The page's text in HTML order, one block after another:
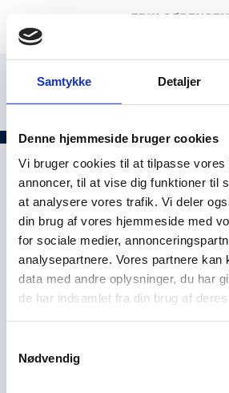
Samtykke Detaljer
Denne hjemmeside bruger cookies
Vi bruger cookies til at tilpasse vores
annoncer, til at vise dig funktioner til
at analysere vores trafik. Vi deler
din brug af vores hjemmeside med
for sociale medier,
analysepartnere. Vores partnere kan
data med andre oplysninger, du har
de har indsamlet fra din brug af
Nødvendig